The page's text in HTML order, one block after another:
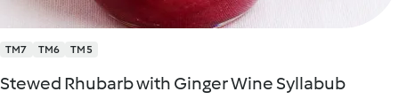
TM7 TM6 TM5
Stewed Rhubarb with Ginger Wine Syllabub